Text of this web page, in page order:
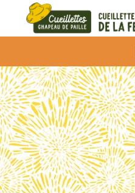
Panneau de gestion des cookies